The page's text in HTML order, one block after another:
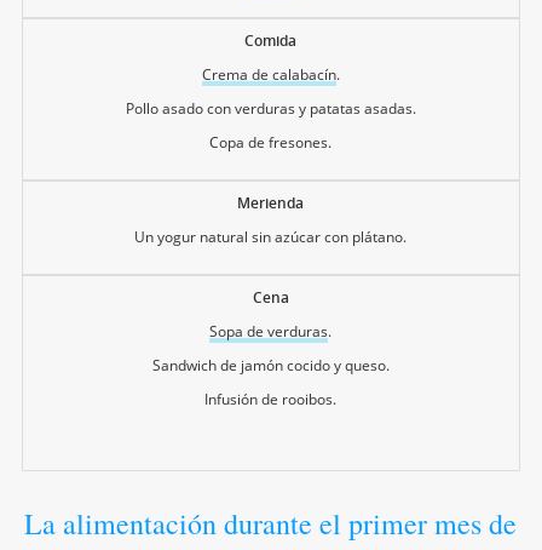
Comida
Crema de calabacín.
Pollo asado con verduras y patatas asadas.
Copa de fresones.
Merienda
Un yogur natural sin azúcar con plátano.
Cena
Sopa de verduras.
Sandwich de jamón cocido y queso.
Infusión de rooibos.
La alimentación durante el primer mes de